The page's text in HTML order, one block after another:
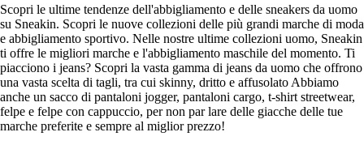
Scopri le ultime tendenze dell'abbigliamento e delle sneakers da uomo
su Sneakin. Scopri le nuove collezioni delle più grandi marche di moda
e abbigliamento sportivo. Nelle nostre ultime collezioni uomo, Sneakin
ti offre le migliori marche e l'abbigliamento maschile del momento. Ti
piacciono i jeans? Scopri la vasta gamma di jeans da uomo che offrono
una vasta scelta di tagli, tra cui skinny, dritto e affusolato Abbiamo
anche un sacco di pantaloni jogger, pantaloni cargo, t-shirt streetwear,
felpe e felpe con cappuccio, per non par lare delle giacche delle tue
marche preferite e sempre al miglior prezzo!